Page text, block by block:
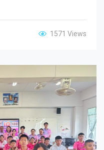
1571 Views